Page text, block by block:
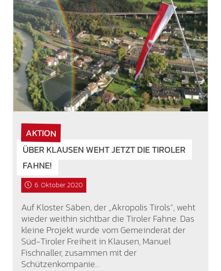
AKTION
ÜBER KLAUSEN WEHT JETZT DIE TIROLER
FAHNE!
6. Oktober 2020
Auf Kloster Säben, der „Akropolis Tirols“, weht
wieder weithin sichtbar die Tiroler Fahne. Das
kleine Projekt wurde vom Gemeinderat der
Süd-Tiroler Freiheit in Klausen, Manuel
Fischnaller, zusammen mit der
Schützenkompanie…